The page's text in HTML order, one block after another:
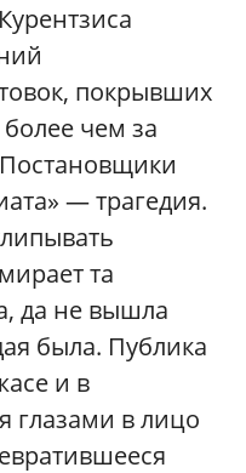
покрывших
чем за
— трагедия.
та
да не вышла
была. Публика
и в
глазами в лицо